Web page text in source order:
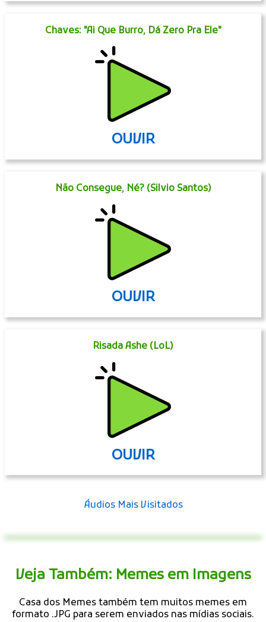
Chaves: "Ai Que Burro, Dá Zero Pra Ele"
OUVIR
Não Consegue, Né? (Silvio Santos)
OUVIR
Risada Ashe (LoL)
OUVIR
Áudios Mais Visitados
Veja Também: Memes em Imagens
Casa dos Memes também tem muitos memes em
formato .JPG para serem enviados nas mídias sociais.